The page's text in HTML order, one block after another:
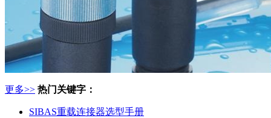
更多>> 热门关键字：
SIBAS重载连接器选型手册